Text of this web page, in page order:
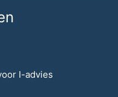
I-advies